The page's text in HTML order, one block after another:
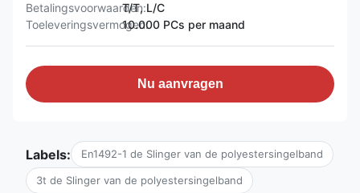
Betalingsvoorwaarden:
T/T, L/C
Toeleveringsvermogen:10.000 PCs per maand
Nu aanvragen
Labels: En1492-1 de Slinger van de polyestersingelband
3t de Slinger van de polyestersingelband